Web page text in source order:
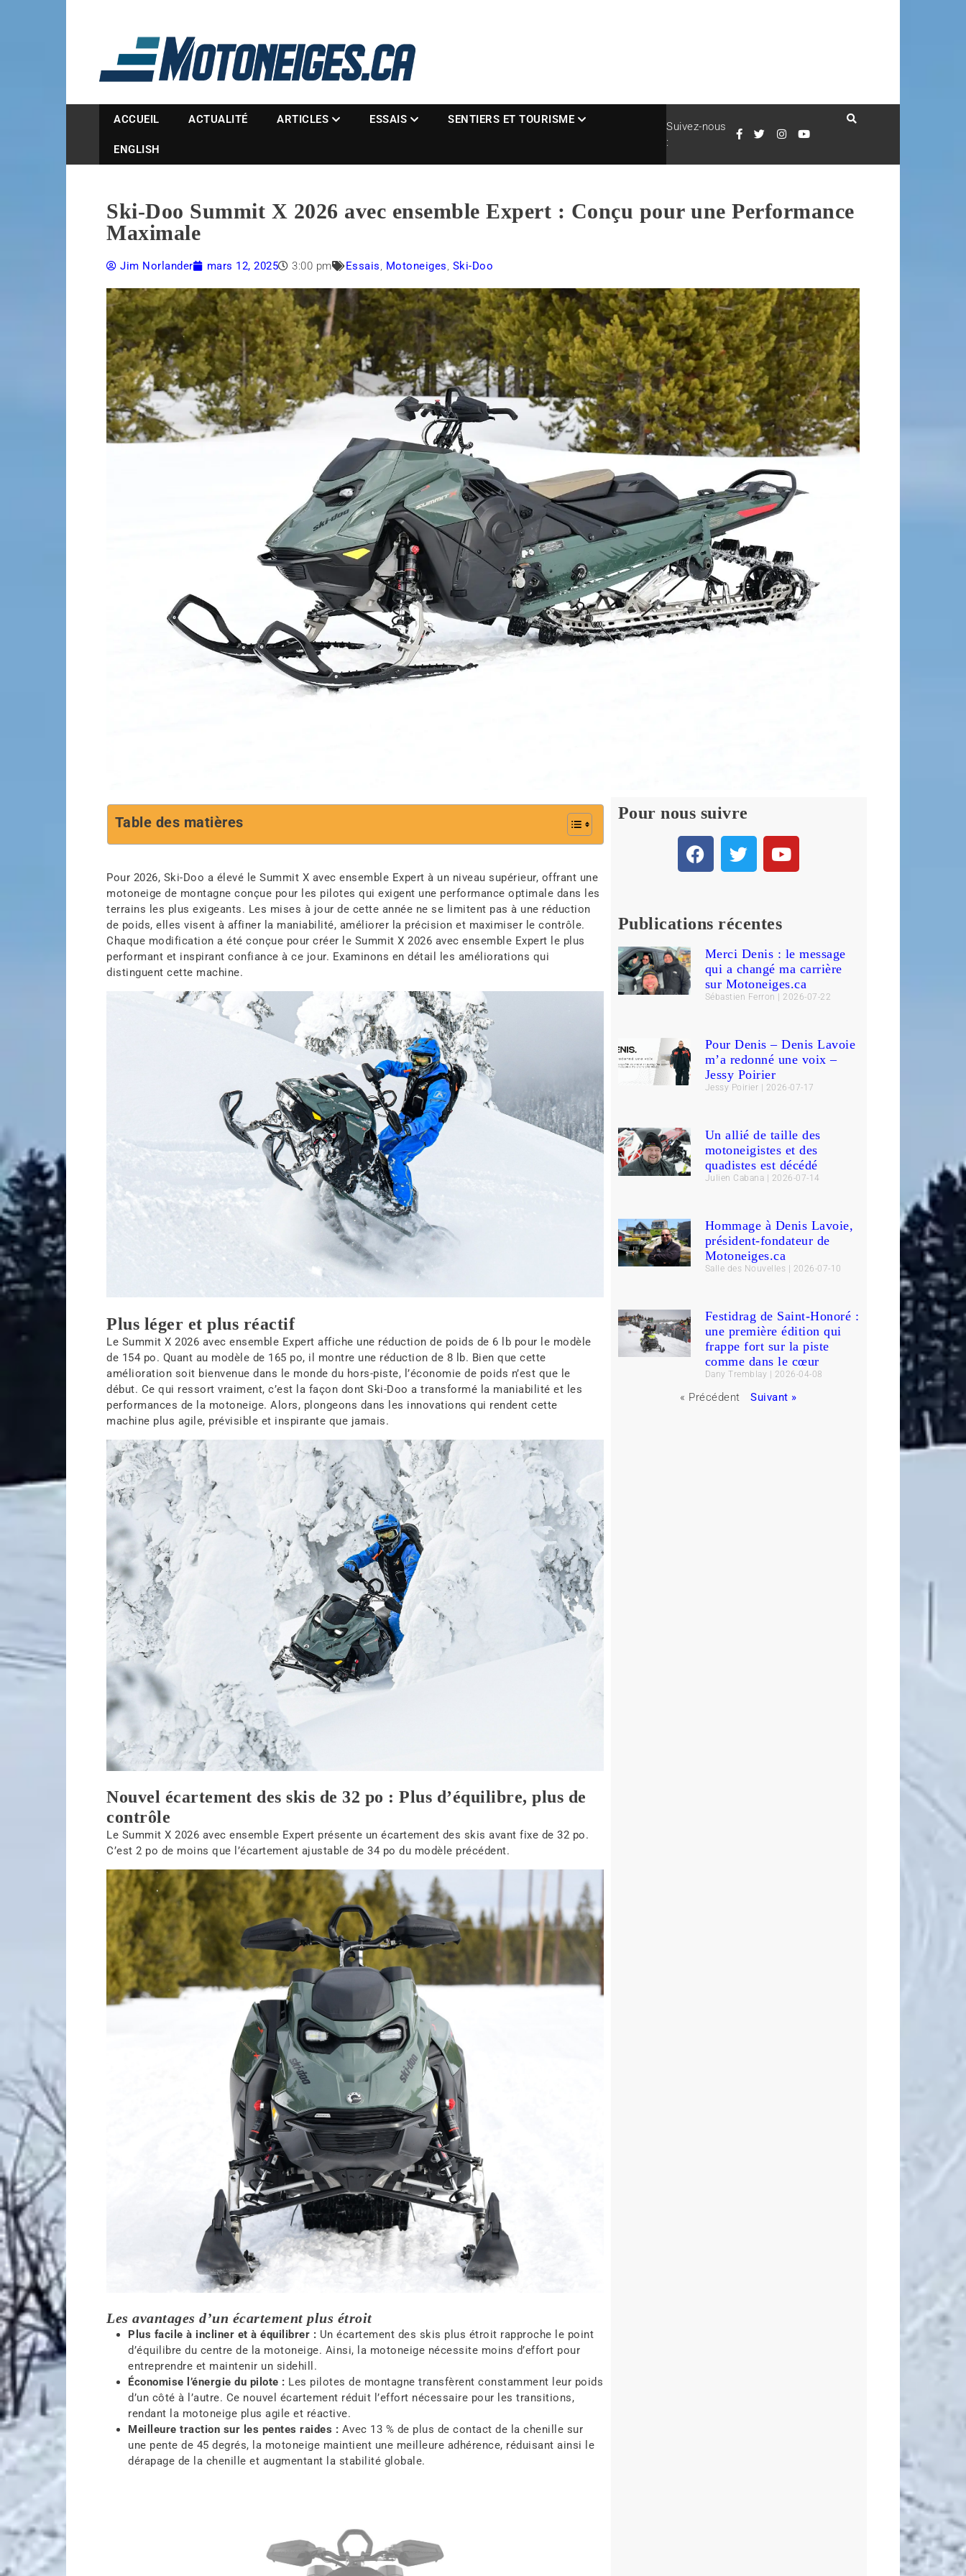
Magazine Motoneiges.ca
ACCUEIL ACTUALITÉ ARTICLES ESSAIS SENTIERS ET TOURISME
ENGLISH
Suivez-nous
:
Ski-Doo Summit X 2026 avec ensemble Expert : Conçu pour une Performance
Maximale
Jim Norlander mars 12, 2025 3:00 pm Essais, Motoneiges, Ski-Doo
Table des matières
Pour 2026, Ski-Doo a élevé le Summit X avec ensemble Expert à un niveau supérieur, offrant une
motoneige de montagne conçue pour les pilotes qui exigent une performance optimale dans les
terrains les plus exigeants. Les mises à jour de cette année ne se limitent pas à une réduction
de poids, elles visent à affiner la maniabilité, améliorer la précision et maximiser le contrôle.
Chaque modification a été conçue pour créer le Summit X 2026 avec ensemble Expert le plus
performant et inspirant confiance à ce jour. Examinons en détail les améliorations qui
distinguent cette machine.
Plus léger et plus réactif
Le Summit X 2026 avec ensemble Expert affiche une réduction de poids de 6 lb pour le modèle
de 154 po. Quant au modèle de 165 po, il montre une réduction de 8 lb. Bien que cette
amélioration soit bienvenue dans le monde du hors-piste, l’économie de poids n’est que le
début. Ce qui ressort vraiment, c’est la façon dont Ski-Doo a transformé la maniabilité et les
performances de la motoneige. Alors, plongeons dans les innovations qui rendent cette
machine plus agile, prévisible et inspirante que jamais.
Nouvel écartement des skis de 32 po : Plus d’équilibre, plus de
contrôle
Le Summit X 2026 avec ensemble Expert présente un écartement des skis avant fixe de 32 po.
C’est 2 po de moins que l’écartement ajustable de 34 po du modèle précédent.
Les avantages d’un écartement plus étroit
Plus facile à incliner et à équilibrer : Un écartement des skis plus étroit rapproche le point
d’équilibre du centre de la motoneige. Ainsi, la motoneige nécessite moins d’effort pour
entreprendre et maintenir un sidehill.
Économise l’énergie du pilote : Les pilotes de montagne transfèrent constamment leur poids
d’un côté à l’autre. Ce nouvel écartement réduit l’effort nécessaire pour les transitions,
rendant la motoneige plus agile et réactive.
Meilleure traction sur les pentes raides : Avec 13 % de plus de contact de la chenille sur
une pente de 45 degrés, la motoneige maintient une meilleure adhérence, réduisant ainsi le
dérapage de la chenille et augmentant la stabilité globale.
Pour nous suivre
Publications récentes
Merci Denis : le message
qui a changé ma carrière
sur Motoneiges.ca
Sébastien Ferron 2026-07-22
Pour Denis – Denis Lavoie
m’a redonné une voix –
Jessy Poirier
Jessy Poirier 2026-07-17
Un allié de taille des
motoneigistes et des
quadistes est décédé
Julien Cabana 2026-07-14
Hommage à Denis Lavoie,
président-fondateur de
Motoneiges.ca
Salle des Nouvelles 2026-07-10
Festidrag de Saint-Honoré :
une première édition qui
frappe fort sur la piste
comme dans le cœur
Dany Tremblay 2026-04-08
« Précédent Suivant »